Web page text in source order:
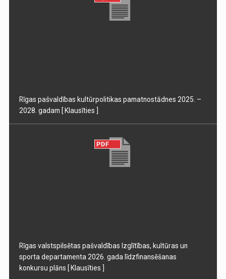
Rīgas pašvaldības kultūrpolitikas pamatnostādnes 2025. –
2028. gadam [ Klausīties ]
Rīgas valstspilsētas pašvaldības Izglītības, kultūras un
sporta departamenta 2026. gada līdzfinansēšanas
konkursu plāns [ Klausīties ]